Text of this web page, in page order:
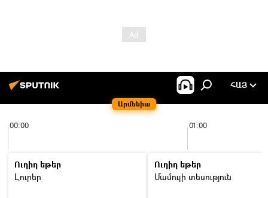
Արմենիա
ՀԱՅ
00:00 01:00
Ուղիղ եթեր
Լուրեր
Ուղիղ եթեր
Մամուլի տեսություն